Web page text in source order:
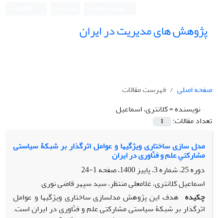
پژوهش های مدیریت در ایران
صفحه اصلی
فهرست مقالات
نویسنده =کلانتری، اسماعیل
تعداد مقالات:
1
مدل سازی ساختاری ویژگیها و عوامل اثرگذار بر شبکۀ سیاستی
مشارکتیِ علم و فنّاوری در ایران
دوره 25، شماره 3، پاییز 1400، صفحه
1-24
اسماعیل کلانتری، غلامعلی منتظر، سید سپهر قاضی نوری
چکیده هدف این پژوهش مدل­سازی ساختاری ویژگی­ها و عوامل
اثرگذار بر شبکۀ سیاستی مشارکتی علم و فنّاوری در ایران است.